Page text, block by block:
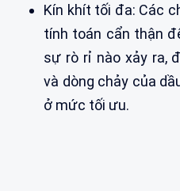
Kín khít tối đa: Các
tính toán cẩn thận
sự rò rỉ nào xảy ra,
và dòng chảy của
ở mức tối ưu.